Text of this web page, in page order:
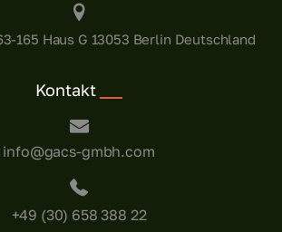
165 Haus G 13053 Berlin Deutschland
Kontakt
info@gacs-gmbh.com
+49 (30) 658 388 22